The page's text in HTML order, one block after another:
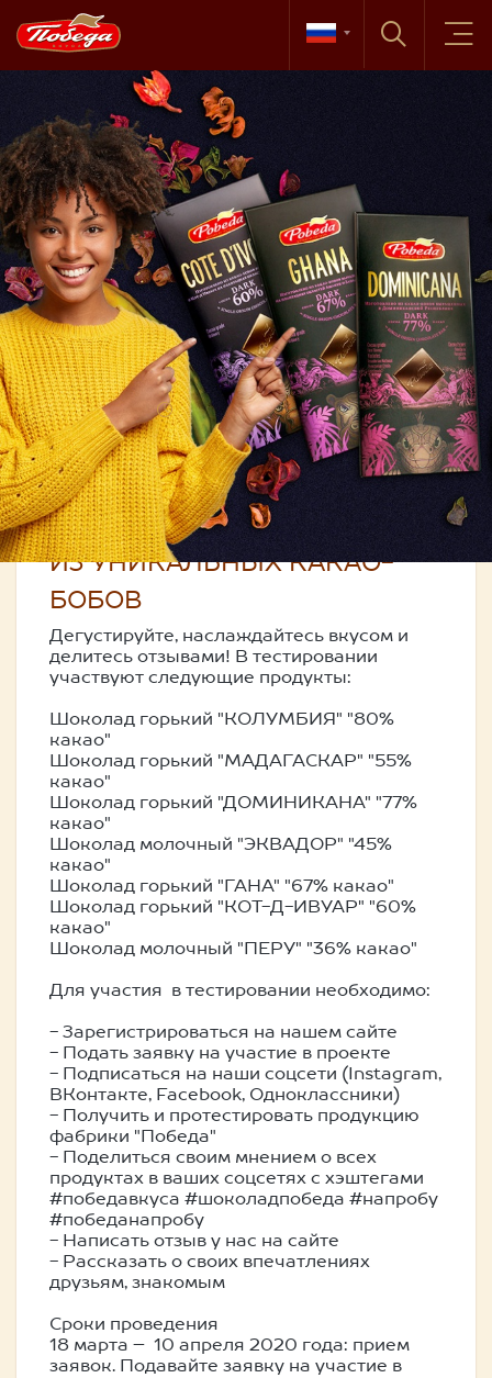
Новости 18 марта, 2020
ПРОТЕСТИРУЙТЕ
ПРЕМИАЛЬНЫЙ ШОКОЛАД
ИЗ УНИКАЛЬНЫХ КАКАО-
БОБОВ
Дегустируйте, наслаждайтесь вкусом и
делитесь отзывами! В тестировании
участвуют следующие продукты:
Шоколад горький "КОЛУМБИЯ" "80%
какао"
Шоколад горький "МАДАГАСКАР" "55%
какао"
Шоколад горький "ДОМИНИКАНА" "77%
какао"
Шоколад молочный "ЭКВАДОР" "45%
какао"
Шоколад горький "ГАНА" "67% какао"
Шоколад горький "КОТ-Д-ИВУАР" "60%
какао"
Шоколад молочный "ПЕРУ" "36% какао"
Для участия в тестировании необходимо:
- Зарегистрироваться на нашем сайте
- Подать заявку на участие в проекте
- Подписаться на наши соцсети (Instagram,
ВКонтакте, Facebook, Одноклассники)
- Получить и протестировать продукцию
фабрики "Победа"
- Поделиться своим мнением о всех
продуктах в ваших соцсетях с хэштегами
#победавкуса #шоколадпобеда #напробу
#победанапробу
- Написать отзыв у нас на сайте
- Рассказать о своих впечатлениях
друзьям, знакомым
Сроки проведения
18 марта – 10 апреля 2020 года: прием
заявок. Подавайте заявку на участие в